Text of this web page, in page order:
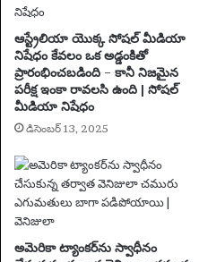
తూ
,
'
రా
జ
కీ
య
గం
లో
చ
ర్చ
ఆస్ట్రేలియా యొక్క సోషల్ మీడియా
నిషేధం కేవలం ఒక అడ్డంకితో
ప్రారంభించబడింది – కానీ నిజమైన
పరీక్ష ఇంకా రావలసి ఉంది | సోషల్
మీడియా నిషేధం
డిసెంబర్ 13, 2025
అమెరికా ట్యాంకర్‌ను స్వాధీనం